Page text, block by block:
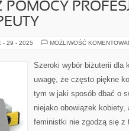
POMOCY
- 29 - 2025 MOŻLIWOŚĆ
Szeroki wybór biżuterii dla
uwagę, że często piękne
tym w jaki sposób dbać o
niejako obowiązek
feministki nie zgodzą się z